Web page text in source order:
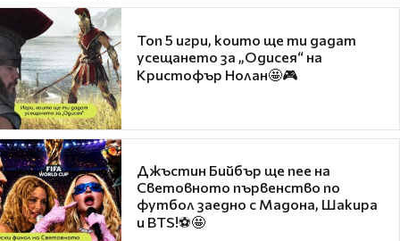
Топ 5 игри, които ще ти дадат
усещането за „Одисея“ на
Кристофър Нолан🤩🎮
Джъстин Бийбър ще пее на
Световното първенство по
футбол заедно с Мадона, Шакира
и BTS!⚽🤩